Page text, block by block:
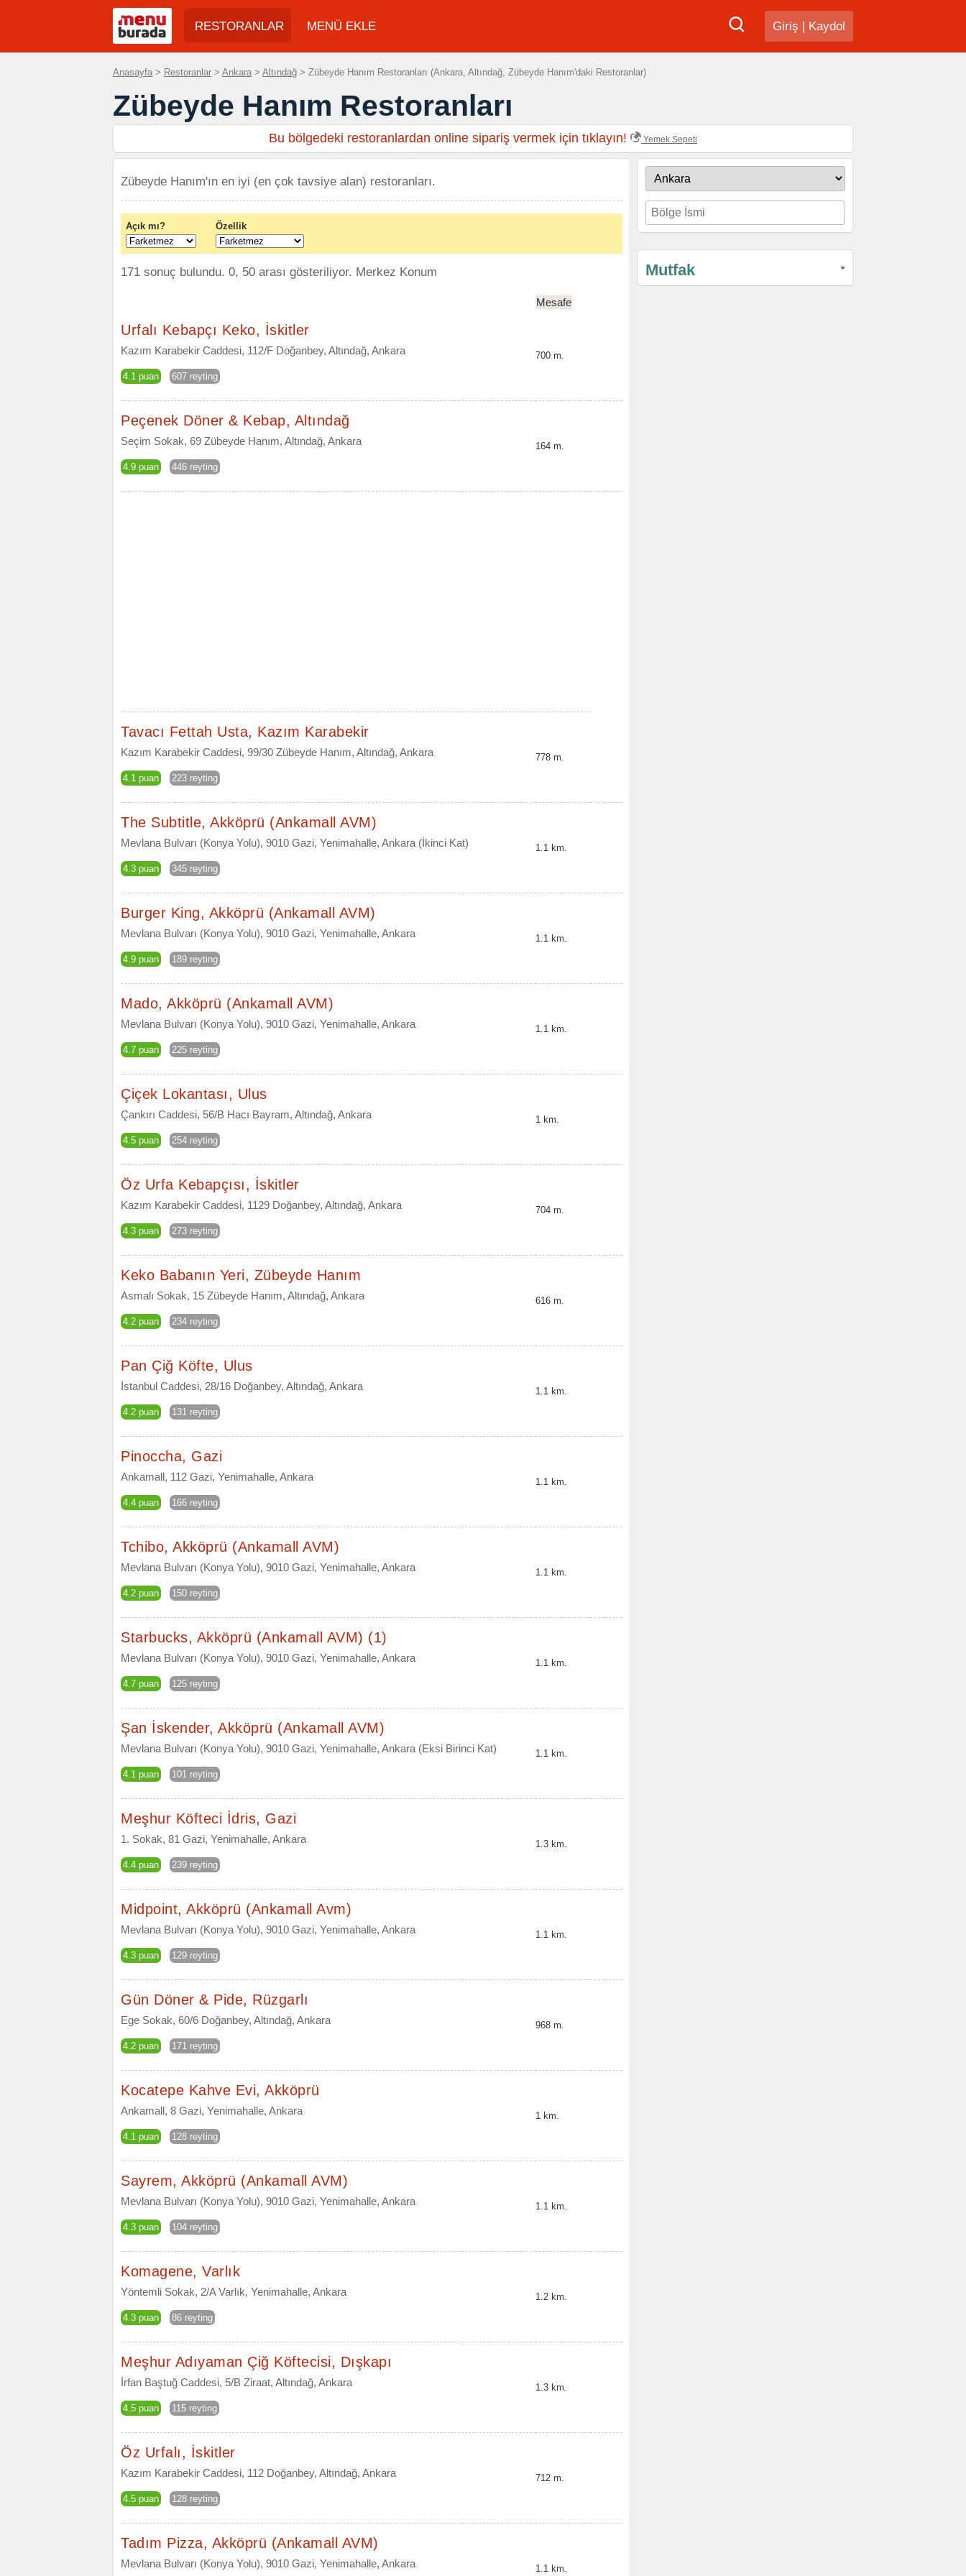
Giriş | Kaydol
RESTORANLAR MENÜ EKLE
Anasayfa > Restoranlar > Ankara > Altındağ > Zübeyde Hanım Restoranları (Ankara, Altındağ, Zübeyde Hanım'daki Restoranlar)
Zübeyde Hanım Restoranları
Bu bölgedeki restoranlardan online sipariş vermek için tıklayın! Yemek Sepeti
Mutfak
Zübeyde Hanım'ın en iyi (en çok tavsiye alan) restoranları.
Açık mı? Özellik
171 sonuç bulundu. 0, 50 arası gösteriliyor. Merkez Konum
Mesafe
Urfalı Kebapçı Keko, İskitler
Kazım Karabekir Caddesi, 112/F Doğanbey, Altındağ, Ankara
4.1 puan 607 reyting
700 m.
Peçenek Döner & Kebap, Altındağ
Seçim Sokak, 69 Zübeyde Hanım, Altındağ, Ankara
4.9 puan 446 reyting
164 m.
Tavacı Fettah Usta, Kazım Karabekir
Kazım Karabekir Caddesi, 99/30 Zübeyde Hanım, Altındağ, Ankara
4.1 puan 223 reyting
778 m.
The Subtitle, Akköprü (Ankamall AVM)
Mevlana Bulvarı (Konya Yolu), 9010 Gazi, Yenimahalle, Ankara (İkinci Kat)
4.3 puan 345 reyting
1.1 km.
Burger King, Akköprü (Ankamall AVM)
Mevlana Bulvarı (Konya Yolu), 9010 Gazi, Yenimahalle, Ankara
4.9 puan 189 reyting
1.1 km.
Mado, Akköprü (Ankamall AVM)
Mevlana Bulvarı (Konya Yolu), 9010 Gazi, Yenimahalle, Ankara
4.7 puan 225 reyting
1.1 km.
Çiçek Lokantası, Ulus
Çankırı Caddesi, 56/B Hacı Bayram, Altındağ, Ankara
4.5 puan 254 reyting
1 km.
Öz Urfa Kebapçısı, İskitler
Kazım Karabekir Caddesi, 1129 Doğanbey, Altındağ, Ankara
4.3 puan 273 reyting
704 m.
Keko Babanın Yeri, Zübeyde Hanım
Asmalı Sokak, 15 Zübeyde Hanım, Altındağ, Ankara
4.2 puan 234 reyting
616 m.
Pan Çiğ Köfte, Ulus
İstanbul Caddesi, 28/16 Doğanbey, Altındağ, Ankara
4.2 puan 131 reyting
1.1 km.
Pinoccha, Gazi
Ankamall, 112 Gazi, Yenimahalle, Ankara
4.4 puan 166 reyting
1.1 km.
Tchibo, Akköprü (Ankamall AVM)
Mevlana Bulvarı (Konya Yolu), 9010 Gazi, Yenimahalle, Ankara
4.2 puan 150 reyting
1.1 km.
Starbucks, Akköprü (Ankamall AVM) (1)
Mevlana Bulvarı (Konya Yolu), 9010 Gazi, Yenimahalle, Ankara
4.7 puan 125 reyting
1.1 km.
Şan İskender, Akköprü (Ankamall AVM)
Mevlana Bulvarı (Konya Yolu), 9010 Gazi, Yenimahalle, Ankara (Eksi Birinci Kat)
4.1 puan 101 reyting
1.1 km.
Meşhur Köfteci İdris, Gazi
1. Sokak, 81 Gazi, Yenimahalle, Ankara
4.4 puan 239 reyting
1.3 km.
Midpoint, Akköprü (Ankamall Avm)
Mevlana Bulvarı (Konya Yolu), 9010 Gazi, Yenimahalle, Ankara
4.3 puan 129 reyting
1.1 km.
Gün Döner & Pide, Rüzgarlı
Ege Sokak, 60/6 Doğanbey, Altındağ, Ankara
4.2 puan 171 reyting
968 m.
Kocatepe Kahve Evi, Akköprü
Ankamall, 8 Gazi, Yenimahalle, Ankara
4.1 puan 128 reyting
1 km.
Sayrem, Akköprü (Ankamall AVM)
Mevlana Bulvarı (Konya Yolu), 9010 Gazi, Yenimahalle, Ankara
4.3 puan 104 reyting
1.1 km.
Komagene, Varlık
Yöntemli Sokak, 2/A Varlık, Yenimahalle, Ankara
4.3 puan 86 reyting
1.2 km.
Meşhur Adıyaman Çiğ Köftecisi, Dışkapı
İrfan Baştuğ Caddesi, 5/B Ziraat, Altındağ, Ankara
4.5 puan 115 reyting
1.3 km.
Öz Urfalı, İskitler
Kazım Karabekir Caddesi, 112 Doğanbey, Altındağ, Ankara
4.5 puan 128 reyting
712 m.
Tadım Pizza, Akköprü (Ankamall AVM)
Mevlana Bulvarı (Konya Yolu), 9010 Gazi, Yenimahalle, Ankara 1.1 km.